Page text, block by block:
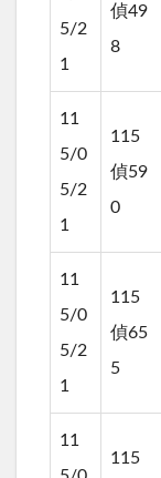
5/2
1
偵49
8
11
5/0
5/2
1
115
偵59
0
11
5/0
5/2
1
115
偵65
5
11
115